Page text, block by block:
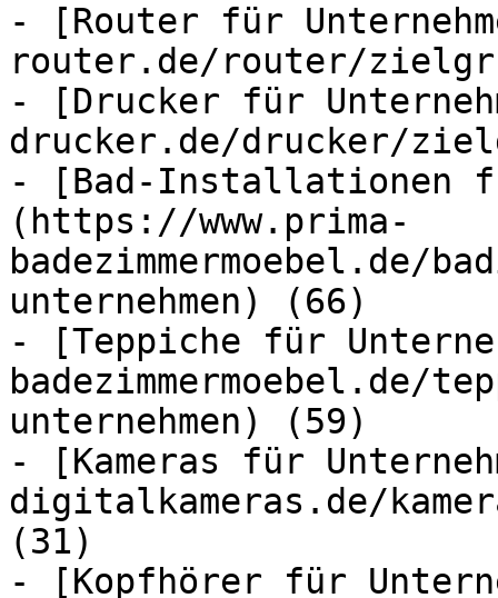
- [Router für
router.de/router/
- [Drucker für
drucker.de/drucker/
- [Bad-Installationen
(https://www.prima-
badezimmermoebel.de/
unternehmen) (66)
- [Teppiche für
badezimmermoebel.de/
unternehmen) (59)
- [Kameras für
digitalkameras.de/
(31)
- [Kopfhörer für